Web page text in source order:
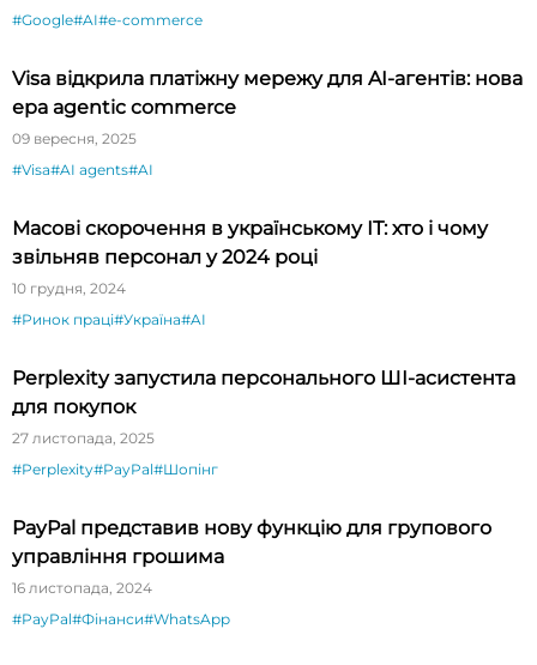
#Google#AI#e-commerce
Visa відкрила платіжну мережу для AI-агентів: нова
ера agentic commerce
09 вересня, 2025
#Visa#AI agents#AI
Масові скорочення в українському ІТ: хто і чому
звільняв персонал у 2024 році
10 грудня, 2024
#Ринок праці#Україна#AI
Perplexity запустила персонального ШІ-асистента
для покупок
27 листопада, 2025
#Perplexity#PayPal#Шопінг
PayPal представив нову функцію для групового
управління грошима
16 листопада, 2024
#PayPal#Фінанси#WhatsApp